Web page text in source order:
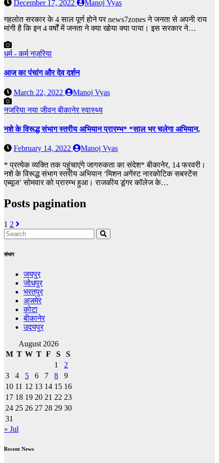
December 17, 2022
Manoj Vyas
गहलोत सरकार के 4 साल पूर्ण होने पर news7zones ने जनता से अपनी राय
मांगी है कि इन 4 वर्षों में जनता ने क्या खोया क्या पाया। इस सरकार ने…
धर्म - कर्मनजरिया
आज का पंचांग और देव दर्शन
March 22, 2022 Manoj Vyas
नजरियानया जीवनबीकानेरस्वास्थ्य
नशे के विरूद्ध संभाग स्तरीय अभियान प्रारम्भ* *साल भर चलेगा अभियान,
February 14, 2022
Manoj Vyas
* प्रत्येक व्यक्ति तक पहुंचाएंगे जागरुकता का संदेश* बीकानेर, 14 फरवरी।
नशे के विरूद्ध संभाग स्तरीय अभियान ‘मिशन अगेंस्ट नारकोटिक सबस्टेंस
एब्यूज’ सोमवार को प्रारम्भ हुआ। राजकीय डूंगर कॉलेज के…
Posts pagination
1 2
संभाग
जयपुर
जोधपुर
भरतपुर
अजमेर
कोटा
बीकानेर
उदयपुर
August 2026
M T W T F S
S
1
2
3
4 5 6 7 8
9
10 11 12 13 14 15 16
17 18 19 20 21 22 23
24 25 26 27 28 29 30
31
« Jul
Recent News